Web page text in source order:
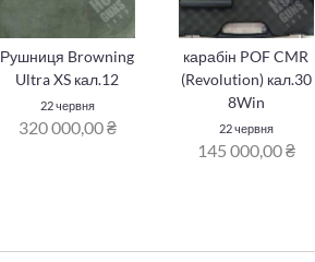
Рушниця Browning
Ultra XS кал.12
22 червня
320 000,00 ₴
карабін POF CMR
(Revolution) кал.30
8Win
22 червня
145 000,00 ₴